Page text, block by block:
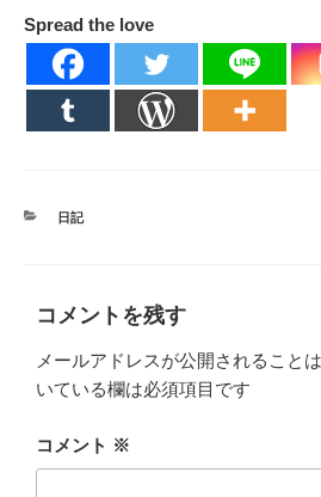
Spread the love
カ
日記
コメントを残す
メールアドレスが公開されることは
いている欄は必須項目です
コメント ※